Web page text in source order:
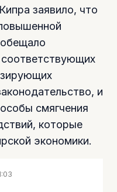
заявило, что
соответствующих
и
смягчения
которые
экономики.